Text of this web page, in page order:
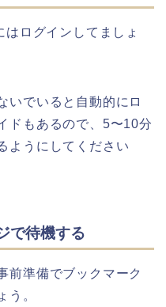
ログインしてましょ
いでいると自動的にロ
ドもあるので、5〜10分
ようにしてください
で待機する
前準備でブックマーク
う。